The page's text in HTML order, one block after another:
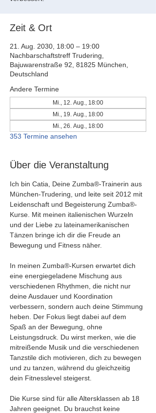
Zeit & Ort
21. Aug. 2030, 18:00 – 19:00
Nachbarschaftstreff Trudering,
Bajuwarenstraße 92, 81825 München,
Deutschland
Andere Termine
Mi., 12. Aug., 18:00
Mi., 19. Aug., 18:00
Mi., 26. Aug., 18:00
353 Termine ansehen
Über die Veranstaltung
Ich bin Catia, Deine Zumba®-Trainerin aus
München-Trudering, und leite seit 2012 mit
Leidenschaft und Begeisterung Zumba®-
Kurse. Mit meinen italienischen Wurzeln
und der Liebe zu lateinamerikanischen
Tänzen bringe ich dir die Freude an
Bewegung und Fitness näher.
In meinen Zumba®-Kursen erwartet dich
eine energiegeladene Mischung aus
verschiedenen Rhythmen, die nicht nur
deine Ausdauer und Koordination
verbessern, sondern auch deine Stimmung
heben. Der Fokus liegt dabei auf dem
Spaß an der Bewegung, ohne
Leistungsdruck. Du wirst merken, wie die
mitreißende Musik und die verschiedenen
Tanzstile dich motivieren, dich zu bewegen
und zu tanzen, während du gleichzeitig
dein Fitnesslevel steigerst.
Die Kurse sind für alle Altersklassen ab 18
Jahren geeignet. Du brauchst keine